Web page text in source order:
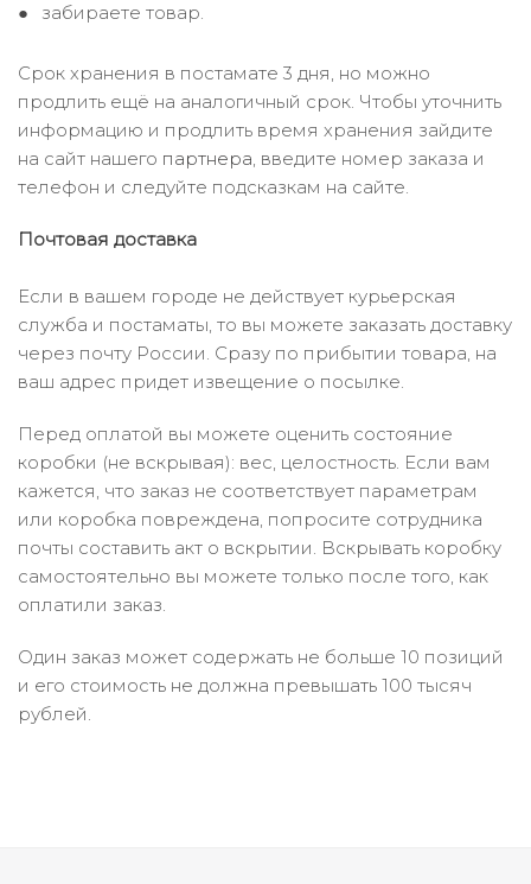
забираете товар.
Срок хранения в постамате 3 дня, но можно
продлить ещё на аналогичный срок. Чтобы уточнить
информацию и продлить время хранения зайдите
на сайт нашего партнера, введите номер заказа и
телефон и следуйте подсказкам на сайте.
Почтовая доставка
Если в вашем городе не действует курьерская
служба и постаматы, то вы можете заказать доставку
через почту России. Сразу по прибытии товара, на
ваш адрес придет извещение о посылке.
Перед оплатой вы можете оценить состояние
коробки (не вскрывая): вес, целостность. Если вам
кажется, что заказ не соответствует параметрам
или коробка повреждена, попросите сотрудника
почты составить акт о вскрытии. Вскрывать коробку
самостоятельно вы можете только после того, как
оплатили заказ.
Один заказ может содержать не больше 10 позиций
и его стоимость не должна превышать 100 тысяч
рублей.